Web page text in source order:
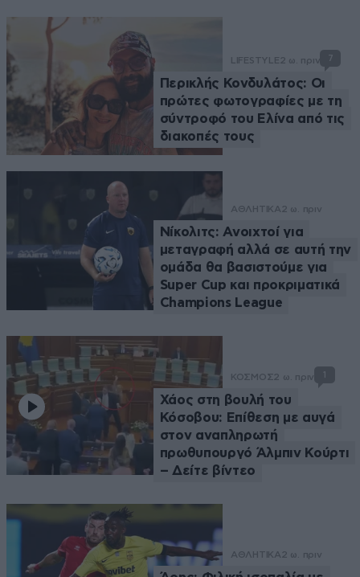
LIFESTYLE 2 ω. πριν 7
Περικλής Κονδυλάτος: Οι
πρώτες φωτογραφίες με τη
σύντροφό του Ελίνα από τις
διακοπές τους
ΑΘΛΗΤΙΚΑ2 ω. πριν
Νίκολιτς: Ανοιχτοί για
μεταγραφή αλλά σε αυτή την
ομάδα θα βασιστούμε για
Super Cup και προκριματικά
Champions League
ΚΟΣΜΟΣ2 ω. πριν
Χάος στη βουλή του
Κόσοβου: Επίθεση με αυγά
στον αναπληρωτή
πρωθυπουργό Άλμπιν Κούρτι
– Δείτε βίντεο
ΑΘΛΗΤΙΚΑ2 ω. πριν